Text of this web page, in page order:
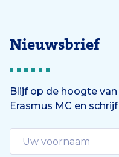
Nieuwsbrief
Blijf op de hoogte
Erasmus MC en